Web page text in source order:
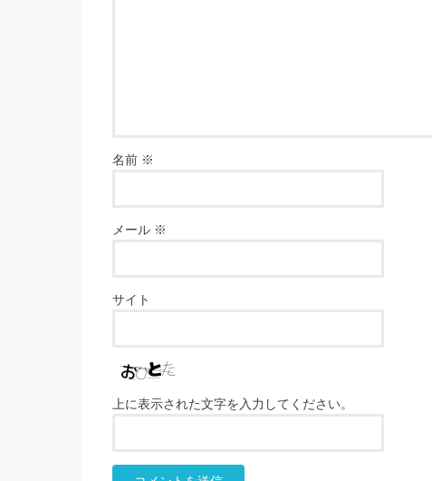
名前 ※
メール ※
サイト
上に表示された文字を入力してください。